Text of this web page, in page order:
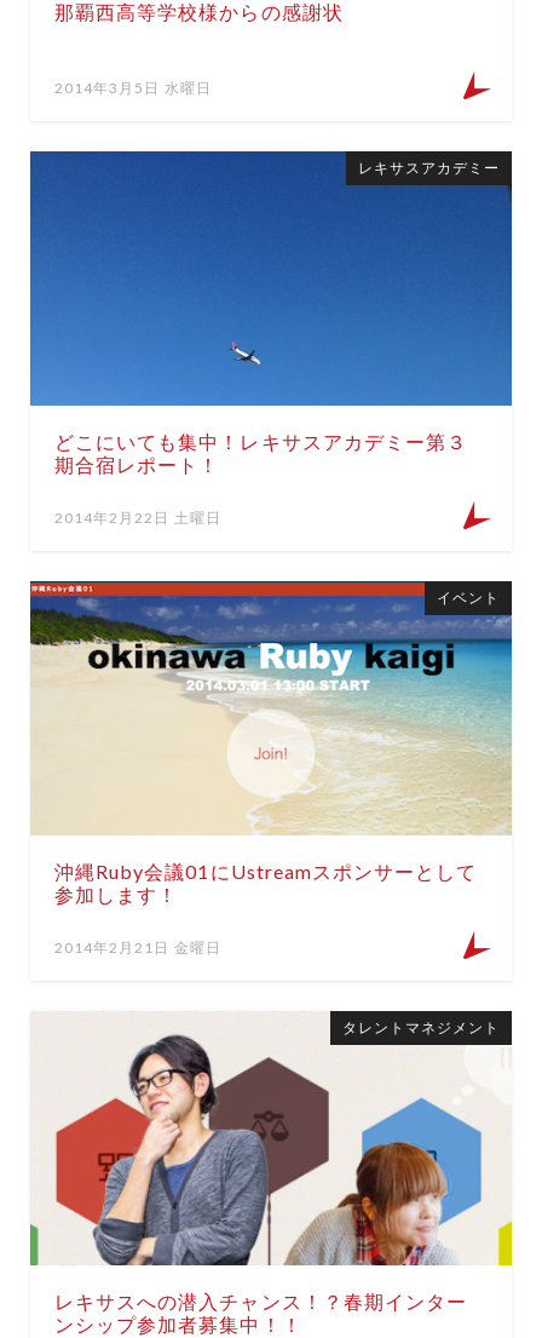
那覇西高等学校様からの感謝状
2014年3月5日 水曜日
どこにいても集中！レキサスアカデミー第３
期合宿レポート！
2014年2月22日 土曜日
レキサスアカデミー
沖縄Ruby会議01にUstreamスポンサーとして
参加します！
2014年2月21日 金曜日
イベント
レキサスへの潜入チャンス！？春期インター
ンシップ参加者募集中！！
タレントマネジメント